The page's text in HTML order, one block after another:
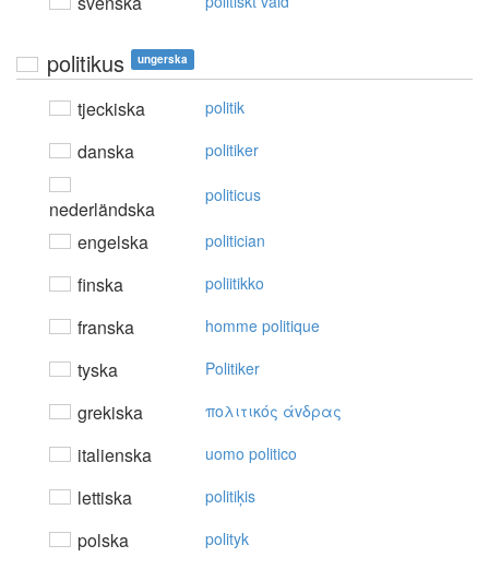
politikus ungerska
tjeckiska politik
danska politiker
nederländska
politicus
engelska politician
finska poliitikko
franska homme politique
tyska Politiker
grekiska πoλιτικός άvδρας
italienska uomo politico
lettiska politiķis
polska polityk